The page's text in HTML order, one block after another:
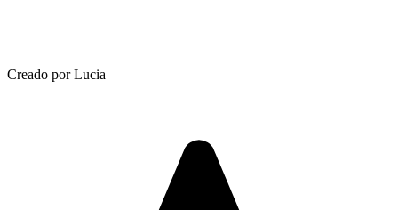
Creado por Lucia